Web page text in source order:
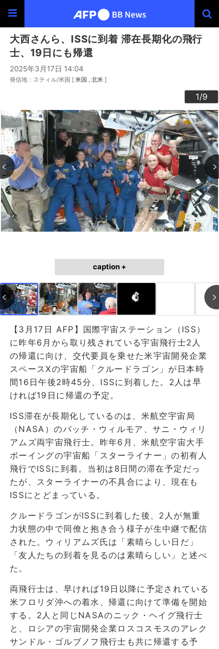
大西さんら、ISSに到着 滞在長期化の飛行
士、19日にも帰還
2025年3月17日 14:04
発信地：スティル/米国 [ 米国 北米 ]
1/9
2/9
3/9
4/9
5/9
6/9
7/9
8/9
9/9
caption +
【3月17日 AFP】国際宇宙ステーション（ISS）
に昨年6月から取り残されている宇宙飛行士2人
の帰還に向け、交代要員を乗せた米宇宙開発企業
スペースXの宇宙船「クルードラゴン」が日本時
間16日午後2時45分、ISSに到着した。2人は早
ければ19日に帰還の予定。
ISS滞在が長期化しているのは、米航空宇宙局
（NASA）のバッチ・ウィルモア、サニ・ウィリ
アムズ両宇宙飛行士。昨年6月、米航空宇宙大手
ボーイングの宇宙船「スターライナー」の初有人
飛行でISSに到着。当初は8日間の滞在予定だっ
たが、スターライナーの不具合により、現在も
ISSにとどまっている。
クルードラゴンがISSに到着した後、2人が無重
力状態の中で同僚と抱き合う様子が生中継で配信
された。ウィリアムズ氏は「素晴らしい日だ」
「友人たちの到着を見るのは素晴らしい」と述べ
た。
両飛行士は、早ければ19日以降に予定されている
米フロリダ沖への着水、帰還に向けて準備を開始
する。2人と同じNASAのニック・ヘイグ飛行士
と、ロシアの宇宙開発企業ロスコスモスのアレク
サンドル・ゴルブノフ飛行士も共に帰還する予